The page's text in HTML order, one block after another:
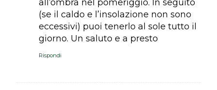
all’ombra nel pomeriggio. In seguito
(se il caldo e l’insolazione non sono
eccessivi) puoi tenerlo al sole tutto il
giorno. Un saluto e a presto
Rispondi